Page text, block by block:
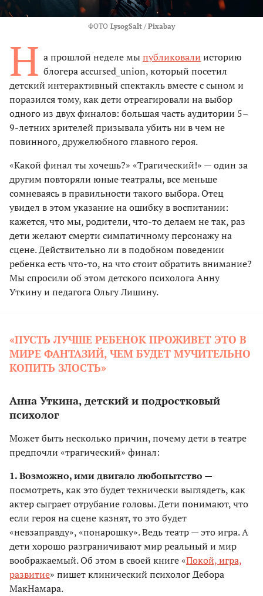
ФОТО LysogSalt / Pixabay
Н а прошлой неделе мыпубликовали историю
блогера accursed_union, который посетил
детский интерактивный спектакль вместе с сыном и
поразился тому, как дети отреагировали на выбор
одного из двух финалов: большая часть аудитории 5–
9-летних зрителей призывала убить ни в чем не
повинного, дружелюбного главного героя.
«Какой финал ты хочешь?» «Трагический!» — один за
другим повторяли юные театралы, все меньше
сомневаясь в правильности такого выбора. Отец
увидел в этом указание на ошибку в воспитании:
кажется, что мы, родители, что-то делаем не так, раз
дети желают смерти симпатичному персонажу на
сцене. Действительно ли в подобном поведении
ребенка есть что-то, на что стоит обратить внимание?
Мы спросили об этом детского психолога Анну
Уткину и педагога Ольгу Лишину.
«ПУСТЬ ЛУЧШЕ РЕБЕНОК ПРОЖИВЕТ ЭТО В
МИРЕ ФАНТАЗИЙ, ЧЕМ БУДЕТ МУЧИТЕЛЬНО
КОПИТЬ ЗЛОСТЬ»
Анна Уткина, детский и подростковый
психолог
Может быть несколько причин, почему дети в театре
предпочли «трагический» финал:
1. Возможно, ими двигало любопытство —
посмотреть, как это будет технически выглядеть, как
актер сыграет отрубание головы. Дети понимают, что
если героя на сцене казнят, то это будет
«невзаправду», «понарошку». Ведь театр — это игра. А
дети хорошо разграничивают мир реальный и мир
воображаемый. Об этом в своей книге «Покой, игра,
развитие» пишет клинический психолог Дебора
МакНамара.